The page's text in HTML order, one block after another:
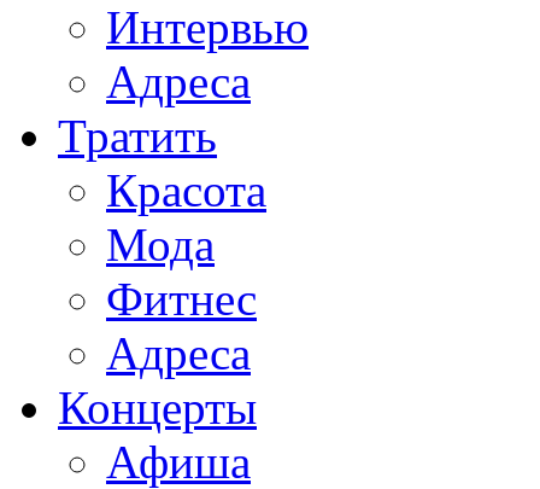
Интервью
Адреса
Тратить
Красота
Мода
Фитнес
Адреса
Концерты
Афиша